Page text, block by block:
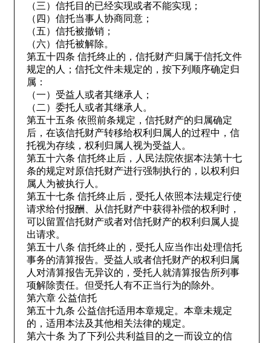
（三）信托目的已经实现或者不能实现；
（四）信托当事人协商同意；
（五）信托被撤销；
（六）信托被解除。
第五十四条 信托终止的，信托财产归属于信托文件
规定的人；信托文件未规定的，按下列顺序确定归
属：
（一）受益人或者其继承人；
（二）委托人或者其继承人。
第五十五条 依照前条规定，信托财产的归属确定
后，在该信托财产转移给权利归属人的过程中，信
托视为存续，权利归属人视为受益人。
第五十六条 信托终止后，人民法院依据本法第十七
条的规定对原信托财产进行强制执行的，以权利归
属人为被执行人。
第五十七条 信托终止后，受托人依照本法规定行使
请求给付报酬、从信托财产中获得补偿的权利时，
可以留置信托财产或者对信托财产的权利归属人提
出请求。
第五十八条 信托终止的，受托人应当作出处理信托
事务的清算报告。受益人或者信托财产的权利归属
人对清算报告无异议的，受托人就清算报告所列事
项解除责任。但受托人有不正当行为的除外。
第六章 公益信托
第五十九条 公益信托适用本章规定。本章未规定
的，适用本法及其他相关法律的规定。
第六十条 为了下列公共利益目的之一而设立的信